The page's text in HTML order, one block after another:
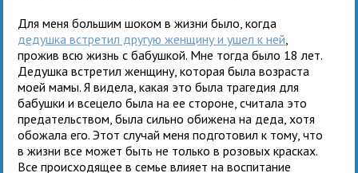
Для меня большим шоком в жизни было, когда
дедушка встретил другую женщину и ушел к ней
прожив всю жизнь с бабушкой. Мне тогда было 18 лет.
Дедушка встретил женщину, которая была возраста
моей мамы. Я видела, какая это была трагедия для
бабушки и всецело была на ее стороне, считала это
предательством, была сильно обижена на деда, хотя
обожала его. Этот случай меня подготовил к тому, что
в жизни все может быть не только в розовых красках.
Все происходящее в семье влияет на воспитание